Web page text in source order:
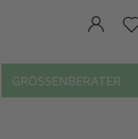
GRÖSSENBERATER